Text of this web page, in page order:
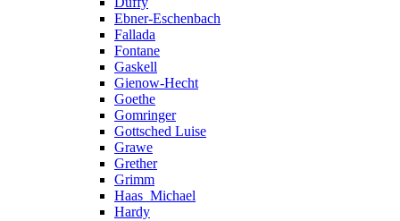
Ebner-Eschenbach
Fallada
Fontane
Gaskell
Gienow-Hecht
Goethe
Gomringer
Gottsched Luise
Grawe
Grether
Grimm
Haas_Michael
Hardy